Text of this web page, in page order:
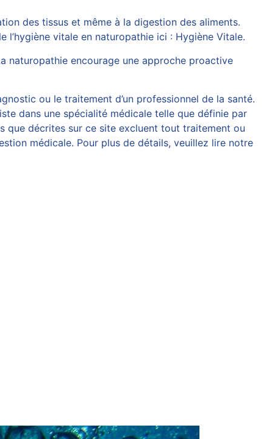
des tissus et même à la digestion des aliments.
l’hygiène vitale en naturopathie ici : Hygiène Vitale.
naturopathie encourage une approche proactive
ou le traitement d’un professionnel de la santé.
dans une spécialité médicale telle que définie par
que décrites sur ce site excluent tout traitement ou
médicale. Pour plus de détails, veuillez lire notre